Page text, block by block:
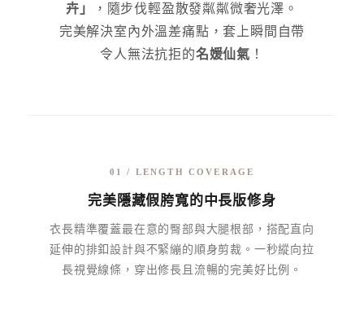
卉」
，隨步伐輕盈散發粼粼微奢光澤。
完美解決室內外溫差痛點，套上瞬間自帶
令人無法抗拒的名媛仙氣 ！
01 / LENGTH COVERAGE
完美隱藏假胯寬的中長版修身
衣長精準覆蓋最在意的臀部與大腿根部，搭配直向
延伸的排釦設計與不緊繃的順身剪裁。一秒縱向拉
長視覺線條，穿出修長且流暢的完美好比例。